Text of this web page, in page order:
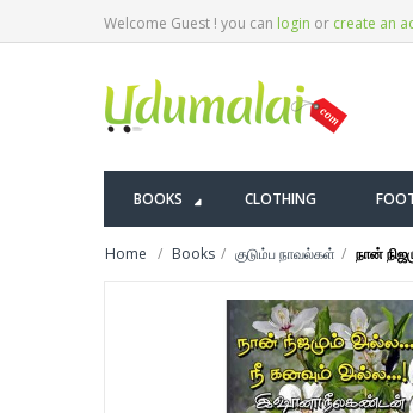
Welcome Guest ! you can login or create an
BOOKS CLOTHING
Home Books குடும்ப நாவல்கள் நான்